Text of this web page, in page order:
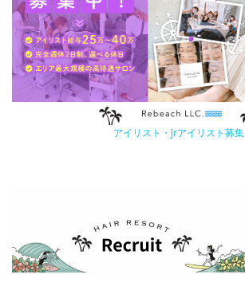
アイリスト・Jrアイリスト募集